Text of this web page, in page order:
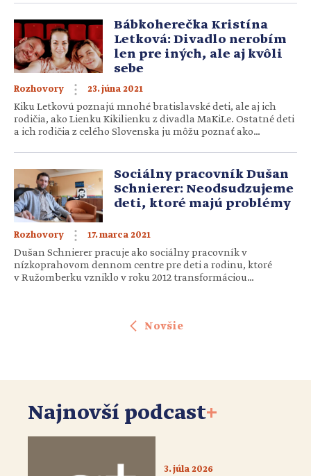
povedal, že na tejto zemi nie je nič cennejšie ako priateľstvo.
Možno sme priateľmi už dlho a náš vzťah je pevný […]
Bábkoherečka Kristína
Letková: Divadlo nerobím
len pre iných, ale aj kvôli
sebe
Rozhovory 23. júna 2021
Kiku Letkovú poznajú mnohé bratislavské deti, ale aj ich
rodičia, ako Lienku Kikilienku z divadla MaKiLe. Ostatné deti
a ich rodičia z celého Slovenska ju môžu poznať ako
rozhovory a prechádzky so psami. Divadlo jej dáva slobodu
a verí, že vďaka nemu môžu z detí rásť spokojnejší ľudia.
Spolu s manželom a synom žije v Bratislave. […]
Sociálny pracovník Dušan
Schnierer: Neodsudzujeme
deti, ktoré majú problémy
Rozhovory 17. marca 2021
Dušan Schnierer pracuje ako sociálny pracovník v
nízkoprahovom dennom centre pre deti a rodinu, ktoré
v Ružomberku vzniklo v roku 2012 transformáciou
pocit prijatia a bezpečia. Žije v Černovej a s manželkou
Novšie
Najnovší podcast+
3. júla 2026